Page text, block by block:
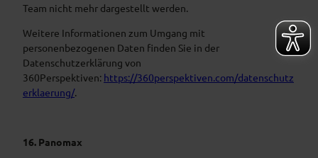
Team nicht mehr dargestellt werden.
Weitere Informationen zum Umgang mit
personenbezogenen Daten finden Sie in der
Datenschutzerklärung von
360Perspektiven: https://360perspektiven.com/datenschutz
erklaerung/.
16. Panomax